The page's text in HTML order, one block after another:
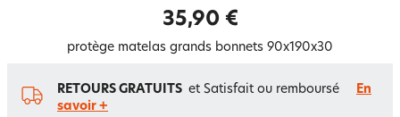
35,90 €
protège matelas grands bonnets 90x190x30
RETOURS GRATUITS et Satisfait ou remboursé
En
savoir +